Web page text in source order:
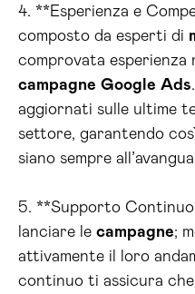
4. **Esperienza e
composto da esperti di
comprovata esperienza
campagne Google Ads
aggiornati sulle ultime
settore, garantendo
siano sempre
5. **Supporto
lanciare le campagne;
attivamente il loro
continuo ti assicura